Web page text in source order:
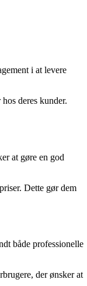
i at levere
deres kunder.
at gøre en god
Dette gør dem
både professionelle
der ønsker at